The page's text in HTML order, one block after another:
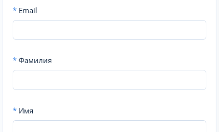
* Email
* Фамилия
* Имя